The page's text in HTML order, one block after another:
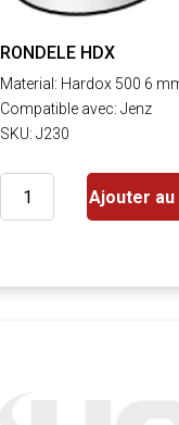
RONDELE HDX
Material: Hardox 500 6
Compatible avec: Jenz
SKU: J230
Ajouter au